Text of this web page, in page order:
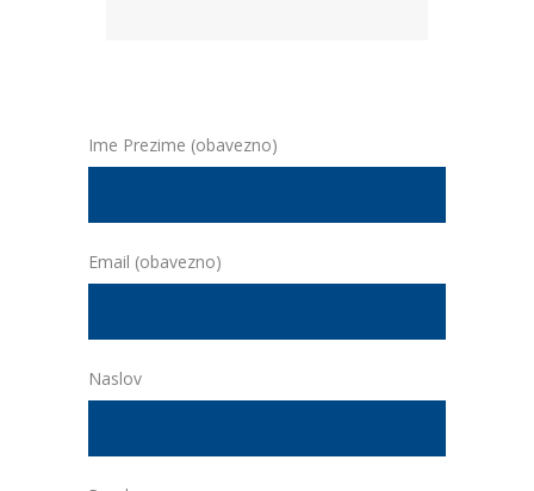
Ime Prezime (obavezno)
Email (obavezno)
Naslov